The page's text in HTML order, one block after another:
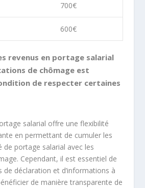
700€
600€
revenus en portage salarial
de chômage est
de respecter certaines
salarial offre une flexibilité
en permettant de cumuler les
de portage salarial avec les
Cependant, il est essentiel de
de déclaration et d’informations à
de manière transparente de